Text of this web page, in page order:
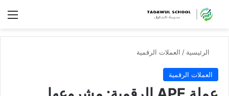
الرئيسية / العملات الرقمية
العملات الرقمية